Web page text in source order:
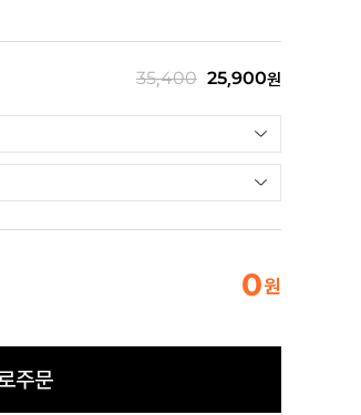
35,400 25,900원
0원
주문